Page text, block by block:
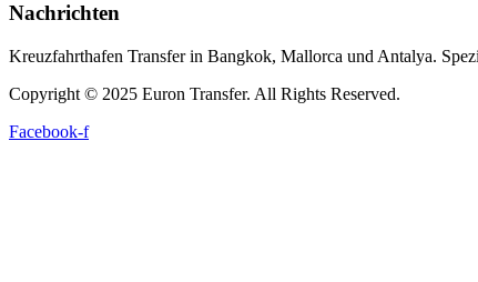
Nachrichten
Kreuzfahrthafen Transfer in Bangkok, Mallorca und Antalya.
Copyright © 2025 Euron Transfer. All Rights Reserved.
Facebook-f